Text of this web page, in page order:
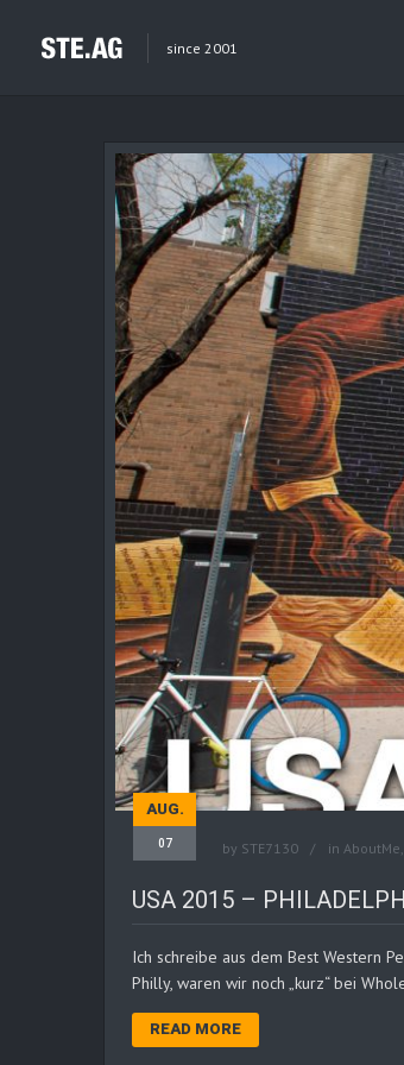
since 2001
AUG.
07 by STE7130 in AboutMe,
USA 2015 –
Ich schreibe aus dem Best Western
Philly, waren wir noch „kurz“ bei
READ MORE